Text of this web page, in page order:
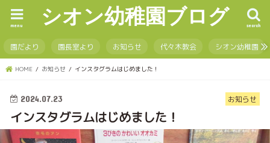
シオン幼稚園ブログ search
menu
園だより 園長室より お知らせ 代々木教会 シオン幼稚園
HOME お知らせ インスタグラムはじめました！
お知らせ
2024.07.23
インスタグラムはじめました！